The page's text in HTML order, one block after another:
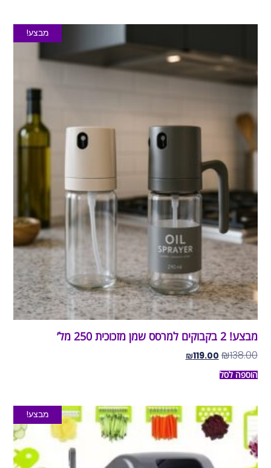
מבצע!
מבצע! 2 בקבוקים למרסס שמן מזכוכית 250 מל’
₪138.00
₪119.00
הוספה לסל
מבצע!